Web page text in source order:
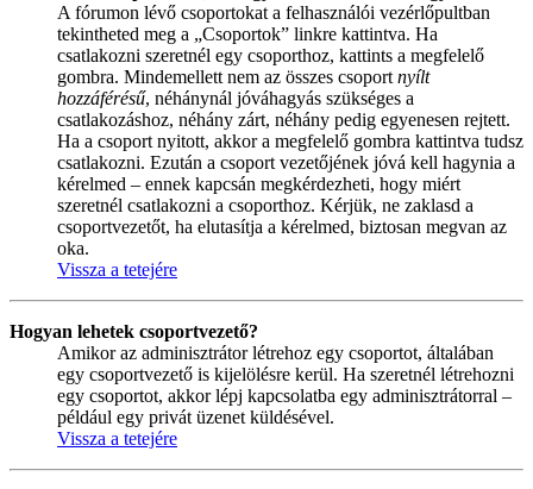
A fórumon lévő csoportokat a felhasználói vezérlőpultban
tekintheted meg a „Csoportok” linkre kattintva. Ha
csatlakozni szeretnél egy csoporthoz, kattints a megfelelő
gombra. Mindemellett nem az összes csoport nyílt
hozzáférésű, néhánynál jóváhagyás szükséges a
csatlakozáshoz, néhány zárt, néhány pedig egyenesen rejtett.
Ha a csoport nyitott, akkor a megfelelő gombra kattintva tudsz
csatlakozni. Ezután a csoport vezetőjének jóvá kell hagynia a
kérelmed – ennek kapcsán megkérdezheti, hogy miért
szeretnél csatlakozni a csoporthoz. Kérjük, ne zaklasd a
csoportvezetőt, ha elutasítja a kérelmed, biztosan megvan az
oka.
Vissza a tetejére
Hogyan lehetek csoportvezető?
Amikor az adminisztrátor létrehoz egy csoportot, általában
egy csoportvezető is kijelölésre kerül. Ha szeretnél létrehozni
egy csoportot, akkor lépj kapcsolatba egy adminisztrátorral –
például egy privát üzenet küldésével.
Vissza a tetejére